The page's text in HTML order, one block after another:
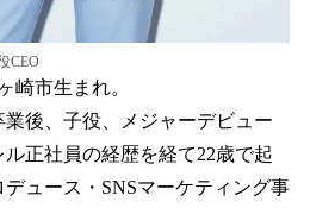
CEO
崎市生まれ。
後、子役、メジャーデビュー
正社員の経歴を経て22歳で起
ュース・SNSマーケティング事